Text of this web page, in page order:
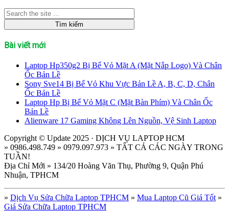
Bài viết mới
Laptop Hp350g2 Bị Bể Vỏ Mặt A (Mặt Nắp Logo) Và Chân
Ốc Bản Lề
Sony Sve14 Bị Bể Vỏ Khu Vực Bản Lề A, B, C, D, Chân
Ốc Bản Lề
Laptop Hp Bị Bể Vỏ Mặt C (Mặt Bàn Phím) Và Chân Ốc
Bản Lề
Alienware 17 Gaming Không Lên Nguồn, Vệ Sinh Laptop
Copyright © Update 2025 · DỊCH VỤ LAPTOP HCM
» 0986.498.749 » 0979.097.973 » TẤT CẢ CÁC NGÀY TRONG
TUẦN!
Địa Chỉ Mới » 134/20 Hoàng Văn Thụ, Phường 9, Quận Phú
Nhuận, TPHCM
» Dịch Vụ Sửa Chữa Laptop TPHCM » Mua Laptop Cũ Giá Tốt »
Giá Sửa Chữa Laptop TPHCM